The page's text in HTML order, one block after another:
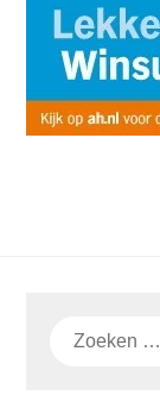
Zoeken